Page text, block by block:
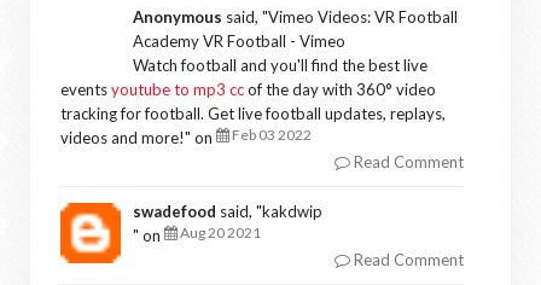
Anonymous said, "Vimeo Videos: VR Football
Academy VR Football - Vimeo
Watch football and you'll find the best live
eventsyoutube to mp3 ccof the day with 360° video
tracking for football. Get live football updates, replays,
videos and more!" on Feb 03 2022
Read Comment
swadefood said, "kakdwip
" on
Aug 20 2021
Read Comment